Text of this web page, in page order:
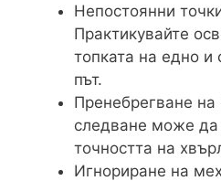
Непостоянни
Практикувайте
топката на едно
път.
Пренебрегване
следване може да
точността на
Игнориране на